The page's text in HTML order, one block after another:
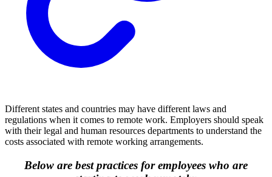
Different states and countries may have different laws and
regulations when it comes to remote work. Employers should speak
with their legal and human resources departments to understand the
costs associated with remote working arrangements.
Below are best practices for employees who are